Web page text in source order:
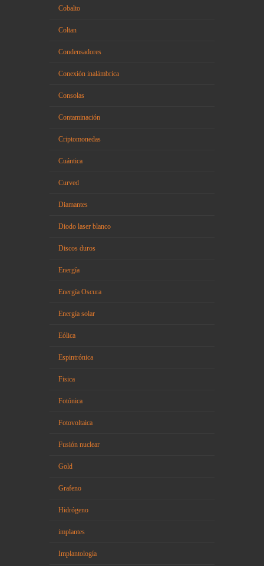
Cobalto
Coltan
Condensadores
Conexión inalámbrica
Consolas
Contaminación
Criptomonedas
Cuántica
Curved
Diamantes
Diodo laser blanco
Discos duros
Energía
Energía Oscura
Energía solar
Eólica
Espintrónica
Fisica
Fotónica
Fotovoltaica
Fusión nuclear
Gold
Grafeno
Hidrógeno
implantes
Implantología